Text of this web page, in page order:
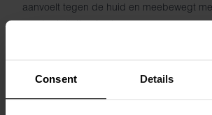
Consent Details
aanvoelt tegen de huid en meebewegt
zonder irritatie of schuren.
Normale taille met verborgen elastiek
discreet uiterlijk
Flexibele pasvorm in biologische katoen